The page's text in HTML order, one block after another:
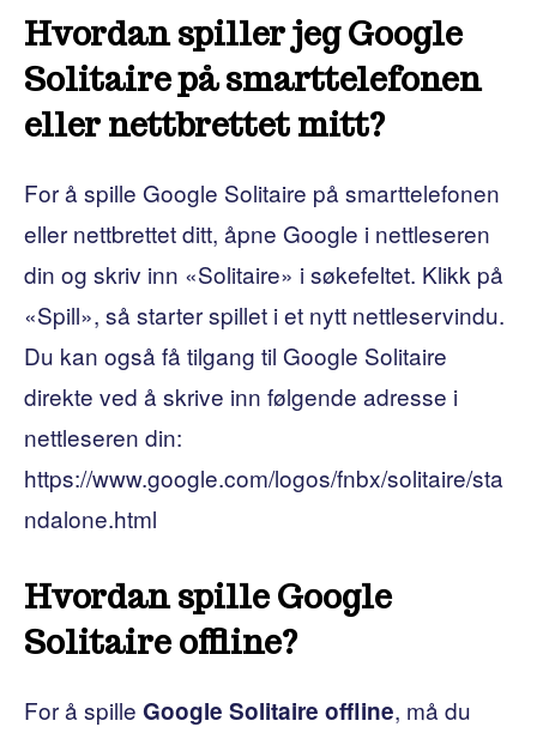
Hvordan spiller jeg Google
Solitaire på smarttelefonen
eller nettbrettet mitt?
For å spille Google Solitaire på smarttelefonen
eller nettbrettet ditt, åpne Google i nettleseren
din og skriv inn «Solitaire» i søkefeltet. Klikk på
«Spill», så starter spillet i et nytt nettleservindu.
Du kan også få tilgang til Google Solitaire
direkte ved å skrive inn følgende adresse i
nettleseren din:
https://www.google.com/logos/fnbx/solitaire/sta
ndalone.html
Hvordan spille Google
Solitaire offline?
For å spille Google Solitaire offline, må du